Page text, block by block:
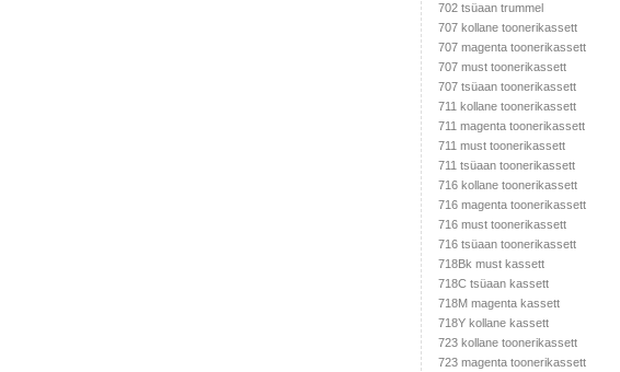
702 tsüaan trummel
707 kollane toonerikassett
707 magenta toonerikassett
707 must toonerikassett
707 tsüaan toonerikassett
711 kollane toonerikassett
711 magenta toonerikassett
711 must toonerikassett
711 tsüaan toonerikassett
716 kollane toonerikassett
716 magenta toonerikassett
716 must toonerikassett
716 tsüaan toonerikassett
718Bk must kassett
718C tsüaan kassett
718M magenta kassett
718Y kollane kassett
723 kollane toonerikassett
723 magenta toonerikassett